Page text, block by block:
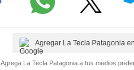
Agregar La Tecla Patagonia
Agrega La Tecla Patagonia a tus medios